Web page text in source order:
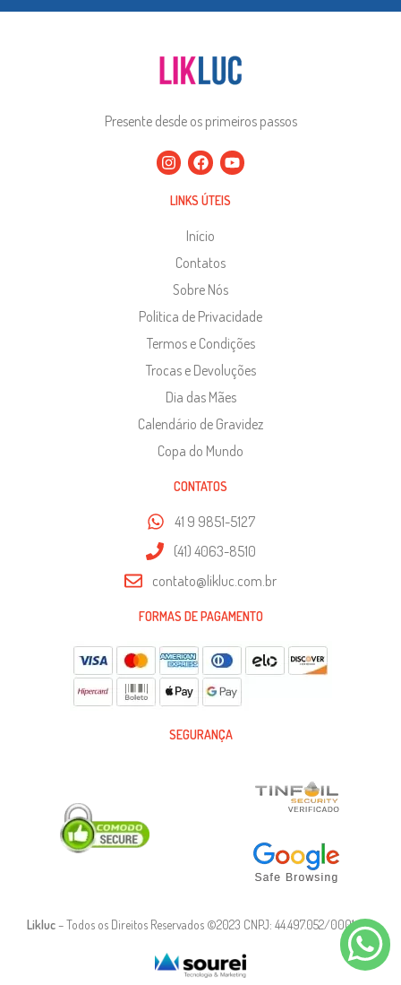
Presente desde os primeiros passos
LINKS ÚTEIS
Início
Contatos
Sobre Nós
Política de Privacidade
Termos e Condições
Trocas e Devoluções
Dia das Mães
Calendário de Gravidez
Copa do Mundo
CONTATOS
41 9 9851-5127
(41) 4063-8510
contato@likluc.com.br
FORMAS DE PAGAMENTO
SEGURANÇA
Likluc– Todos os Direitos Reservados ©2023 CNPJ: 44.497.052/0001-90